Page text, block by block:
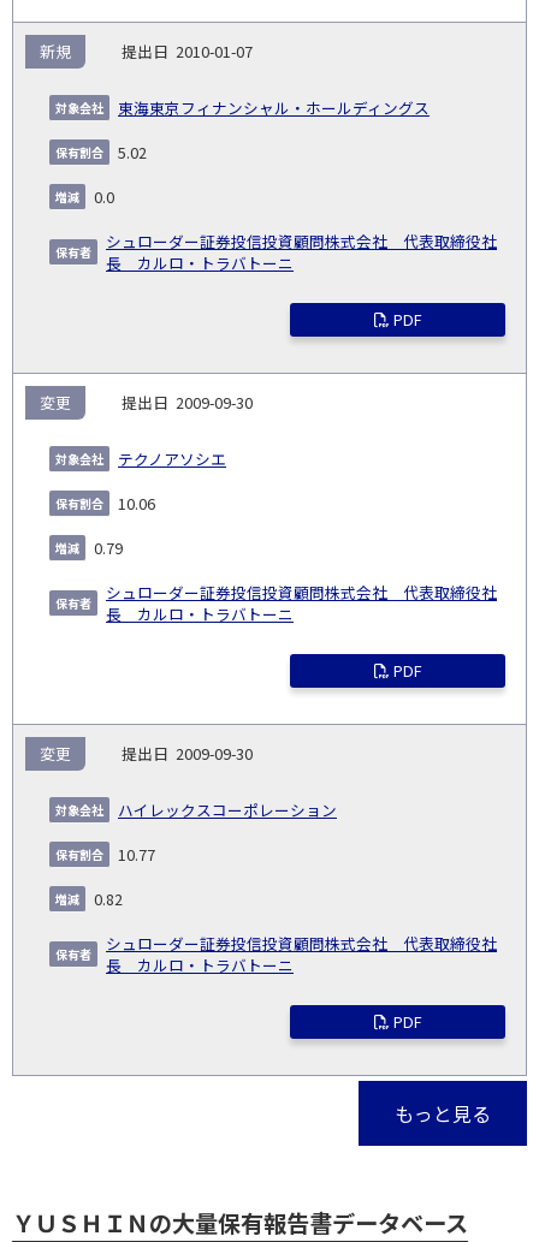
2010-01-07
東海東京フィナンシャル・ホールディングス
新規
5.02
0.0
シュローダー証券投信投資顧問株式会社 代表取締役社
長 カルロ・トラバトーニ
PDF
2009-09-30
テクノアソシエ
変更
10.06
0.79
シュローダー証券投信投資顧問株式会社 代表取締役社
長 カルロ・トラバトーニ
PDF
2009-09-30
ハイレックスコーポレーション
変更
10.77
0.82
シュローダー証券投信投資顧問株式会社 代表取締役社
長 カルロ・トラバトーニ
PDF
もっと見る
ＹＵＳＨＩＮの大量保有報告書データベース